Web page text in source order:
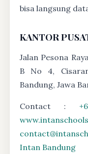
bisa langsung
KANTOR
Jalan Pesona
B No 4,
Bandung, Jawa
Contact :
Intan Bandung